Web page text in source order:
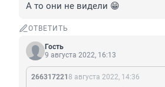
А то они не видели 😁
ОТВЕТИТЬ
Гость
9 августа 2022, 16:13
266317221 8 августа 2022, 14:36